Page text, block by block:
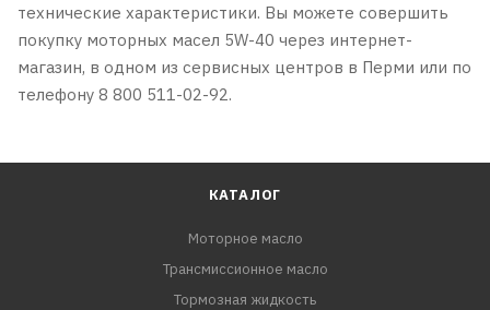
технические характеристики. Вы можете совершить
покупку моторных масел 5W-40 через интернет-
магазин, в одном из сервисных центров в Перми или по
телефону 8 800 511-02-92.
КАТАЛОГ
Моторное масло
Трансмиссионное масло
Тормозная жидкость